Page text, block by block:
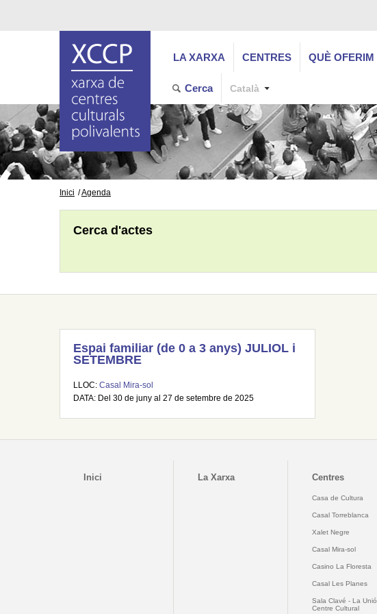
LA XARXA CENTRES QUÈ OFERIM
Cerca Català
Inici Agenda
Cerca d'actes
Espai familiar (de 0 a 3 anys) JULIOL i
SETEMBRE
LLOC: Casal Mira-sol
DATA: Del 30 de juny al 27 de setembre de 2025
Inici La Xarxa Centres
Casa de Cultura
Casal Torreblanca
Xalet Negre
Casal Mira-sol
Casino La Floresta
Casal Les Planes
Sala Clavé - La Unió
Centre Cultural